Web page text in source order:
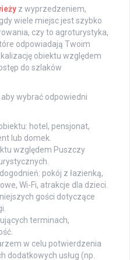
z wyprzedzeniem,
wiele miejsc jest szybko
czy to agroturystyka,
odpowiadają Twoim
obiektu względem
do szlaków
wybrać odpowiedni
hotel, pensjonat,
lub domek.
względem Puszczy
pokój z łazienką,
Wi-Fi, atrakcje dla dzieci.
gości dotyczące
terminach,
w celu potwierdzenia
dodatkowych usług (np.